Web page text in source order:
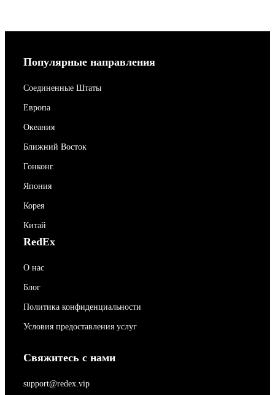
Популярные направления
Соединенные Штаты
Европа
Океания
Ближний Восток
Гонконг.
Япония
Корея
Китай
RedEx
О нас
Блог
Политика конфиденциальности
Условия предоставления услуг
Свяжитесь с нами
support@redex.vip